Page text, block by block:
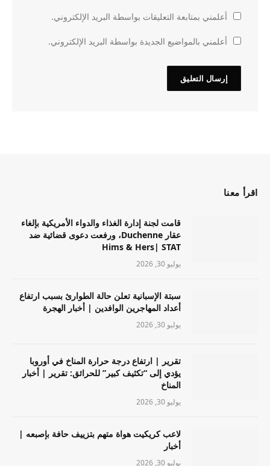
أعلمني بمتابعة التعليقات بواسطة البريد الإلكتروني.
أعلمني بالمواضيع الجديدة بواسطة البريد الإلكتروني.
اقرأ معنا
قامت لجنة إدارة الغذاء والدواء الأمريكية بإلغاء
عقار Duchenne، ورفعت دعوى قضائية ضد
Hims & Hers| STAT
يوليو 30, 2026
سبتة الإسبانية تعلن حالة الطوارئ بسبب ارتفاع
أعداد المهاجرين الوافدين | أخبار الهجرة
يوليو 30, 2026
تقرير | ارتفاع درجة حرارة المناخ في أوروبا
يؤدي إلى “تكثيف كبير” للحرائق: تقرير | أخبار
المناخ
يوليو 30, 2026
لاعب كريكيت هواة متهم بتزييف حافة بإصبعه |
أخبار
يوليو 30, 2026